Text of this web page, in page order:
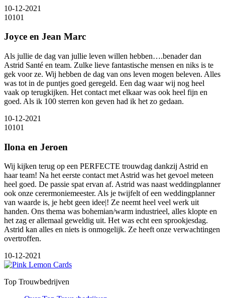
10-12-2021
10101
Joyce en Jean Marc
Als jullie de dag van jullie leven willen hebben….benader dan
Astrid Santé en team. Zulke lieve fantastische mensen en niks is te
gek voor ze. Wij hebben de dag van ons leven mogen beleven. Alles
was tot in de puntjes goed geregeld. Een dag waar wij nog heel
vaak op terugkijken. Het contact met elkaar was ook heel fijn en
goed. Als ik 100 sterren kon geven had ik het zo gedaan.
10-12-2021
10101
Ilona en Jeroen
Wij kijken terug op een PERFECTE trouwdag dankzij Astrid en
haar team! Na het eerste contact met Astrid was het gevoel meteen
heel goed. De passie spat ervan af. Astrid was naast weddingplanner
ook onze cerermoniemeester. Als je twijfelt of een weddingplanner
van waarde is, je hebt geen idee|! Ze neemt heel veel werk uit
handen. Ons thema was bohemian/warm industrieel, alles klopte en
het zag er allemaal geweldig uit. Het was echt een sprookjesdag.
Astrid kan alles en niets is onmogelijk. Ze heeft onze verwachtingen
overtroffen.
10-12-2021
Top Trouwbedrijven